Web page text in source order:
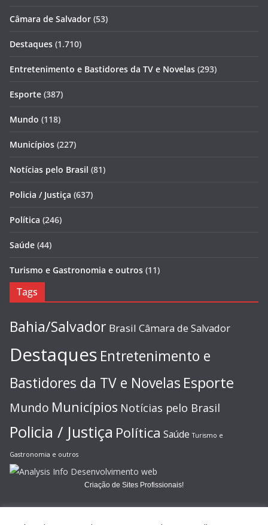
Câmara de Salvador (53)
Destaques (1.710)
Entretenimento e Bastidores da TV e Novelas (293)
Esporte (387)
Mundo (118)
Municípios (227)
Notícias pelo Brasil (81)
Policia / Justiça (637)
Política (246)
Saúde (44)
Turismo e Gastronomia e outros (11)
Tags
Bahia/Salvador Brasil Câmara de Salvador
Destaques Entretenimento e
Bastidores da TV e Novelas Esporte
Mundo Municípios Notícias pelo Brasil
Policia / Justiça Política Saúde Turismo e
Gastronomia e outros
Criação de Sites Profissionais!